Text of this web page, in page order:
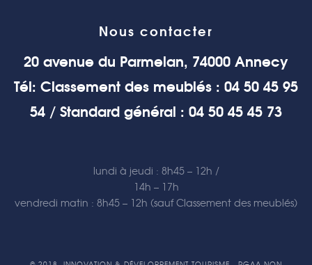
Nous contacter
20 avenue du Parmelan, 74000 Annecy
Tél: Classement des meublés : 04 50 45 95
54 / Standard général : 04 50 45 45 73
lundi à jeudi : 8h45 – 12h /
14h – 17h
vendredi matin : 8h45 – 12h (sauf Classement des meublés)